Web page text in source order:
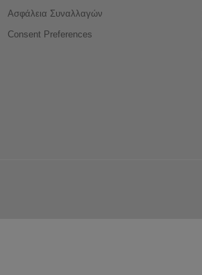
Ασφάλεια Συναλλαγών
Consent Preferences